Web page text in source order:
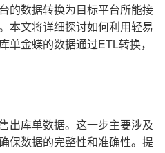
的数据转换为目标平台所能接
本文将详细探讨如何利用轻易
单金蝶的数据通过ETL转换，
出库单数据。这一步主要涉及
保数据的完整性和准确性。提